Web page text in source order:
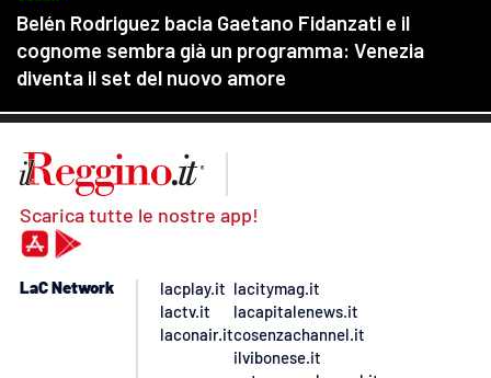
Scarica tutte le nostre app!
LaC Network
lacplay.it
lactv.it
laconair.it
lacitymag.it
lacapitalenews.it
cosenzachannel.it
ilvibonese.it